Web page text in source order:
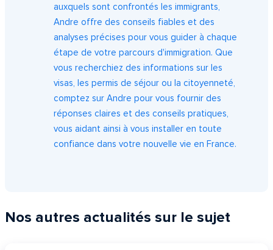
auxquels sont confrontés les immigrants,
Andre offre des conseils fiables et des
analyses précises pour vous guider à chaque
étape de votre parcours d'immigration. Que
vous recherchiez des informations sur les
visas, les permis de séjour ou la citoyenneté,
comptez sur Andre pour vous fournir des
réponses claires et des conseils pratiques,
vous aidant ainsi à vous installer en toute
confiance dans votre nouvelle vie en France.
Nos autres actualités sur le sujet